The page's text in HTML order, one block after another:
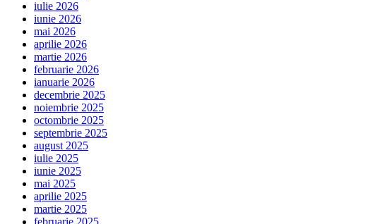
iulie 2026
iunie 2026
mai 2026
aprilie 2026
martie 2026
februarie 2026
ianuarie 2026
decembrie 2025
noiembrie 2025
octombrie 2025
septembrie 2025
august 2025
iulie 2025
iunie 2025
mai 2025
aprilie 2025
martie 2025
februarie 2025